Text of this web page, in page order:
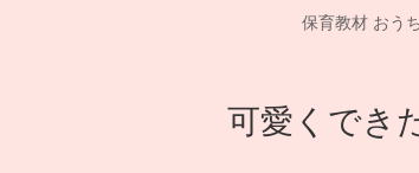
保育教材 おう
可愛くでき